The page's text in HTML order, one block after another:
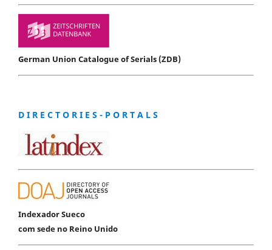
German Union Catalogue of Serials (ZDB)
D I R E C T O R I E S - P O R T A L S
Indexador Sueco
com sede no Reino Unido